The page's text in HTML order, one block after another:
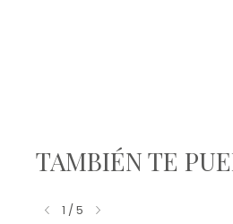
TAMBIÉN TE
1 /5